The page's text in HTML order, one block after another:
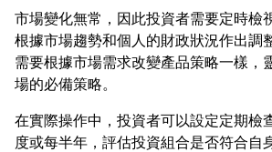
市場變化無常，因此投資者需要定時檢
根據市場趨勢和個人的財政狀況作出調
需要根據市場需求改變產品策略一樣，
在實際操作中，投資者可以設定定期檢
度或每半年，評估投資組合是否符合自